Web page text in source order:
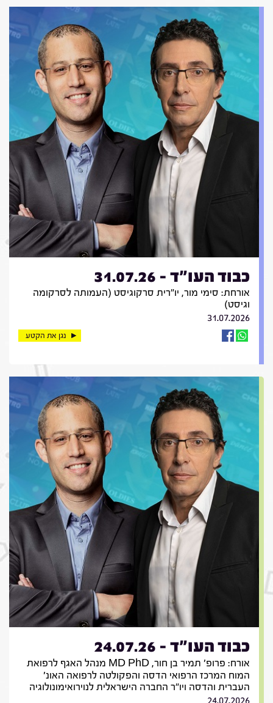
כבוד העו"ד - 31.07.26
אורחת: סימי מור, יו"רית סרקוגיסט (העמותה לסרקומה
וגיסט)
31.07.2026
נגן את הקטע
כבוד העו"ד - 24.07.26
אורח: פרופ' תמיר בן חור, MD PhD מנהל האגף לרפואת
המוח המרכז הרפואי הדסה והפקולטה לרפואה האונ'
העברית והדסה ויו"ר החברה הישראלית לנוירואימונולוגיה
24.07.2026